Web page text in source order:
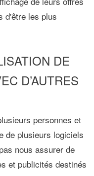
d'être les plus
DE
D’AUTRES
personnes et
de plusieurs logiciels
nous assurer de
et publicités destinés